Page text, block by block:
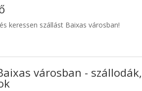
keressen szállást Baixas városban!
városban - szállodák,